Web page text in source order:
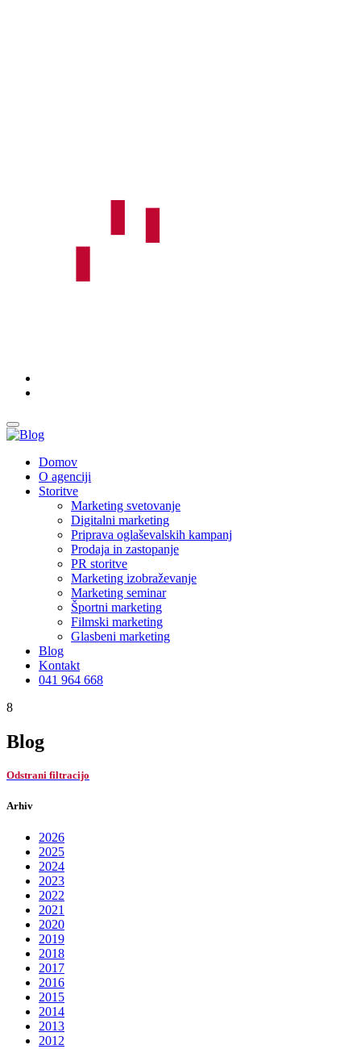
Domov
O agenciji
Storitve
Marketing svetovanje
Digitalni marketing
Priprava oglaševalskih kampanj
Prodaja in zastopanje
PR storitve
Marketing izobraževanje
Marketing seminar
Športni marketing
Filmski marketing
Glasbeni marketing
Blog
Kontakt
041 964 668
8
Blog
Odstrani filtracijo
Arhiv
2026
2025
2024
2023
2022
2021
2020
2019
2018
2017
2016
2015
2014
2013
2012